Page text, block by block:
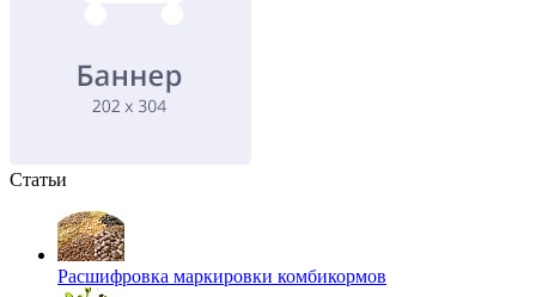
Статьи
Расшифровка маркировки комбикормов